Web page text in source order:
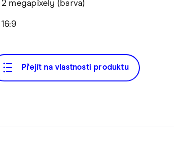
2 megapixely (barva)
16:9
Přejít na vlastnosti produktu